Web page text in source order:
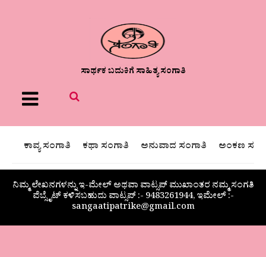
ಸಾರ್ಥಕ ಬದುಕಿಗೆ ಸಾಹಿತ್ಯ ಸಂಗಾತಿ
Menu
ಕಾವ್ಯ ಸಂಗಾತಿ ಕಥಾ ಸಂಗಾತಿ ಅನುವಾದ ಸಂಗಾತಿ ಅಂಕಣ
ನಿಮ್ಮ ಲೇಖನಗಳನ್ನು ಇ-ಮೇಲ್ ಅಥವಾ ವಾಟ್ಸಪ್ ಮುಖಾಂತರ ನಮ್ಮ ಸಂಗತಿ
ವೆಬ್ಸೈಟ್ ಕಳಿಸಬಹುದು ವಾಟ್ಸಪ್‌ :- 9483261944, ಇಮೇಲ್ :-
sangaatipatrike@gmail.com